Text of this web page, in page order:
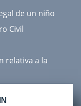
de un niño
Civil
relativa a la